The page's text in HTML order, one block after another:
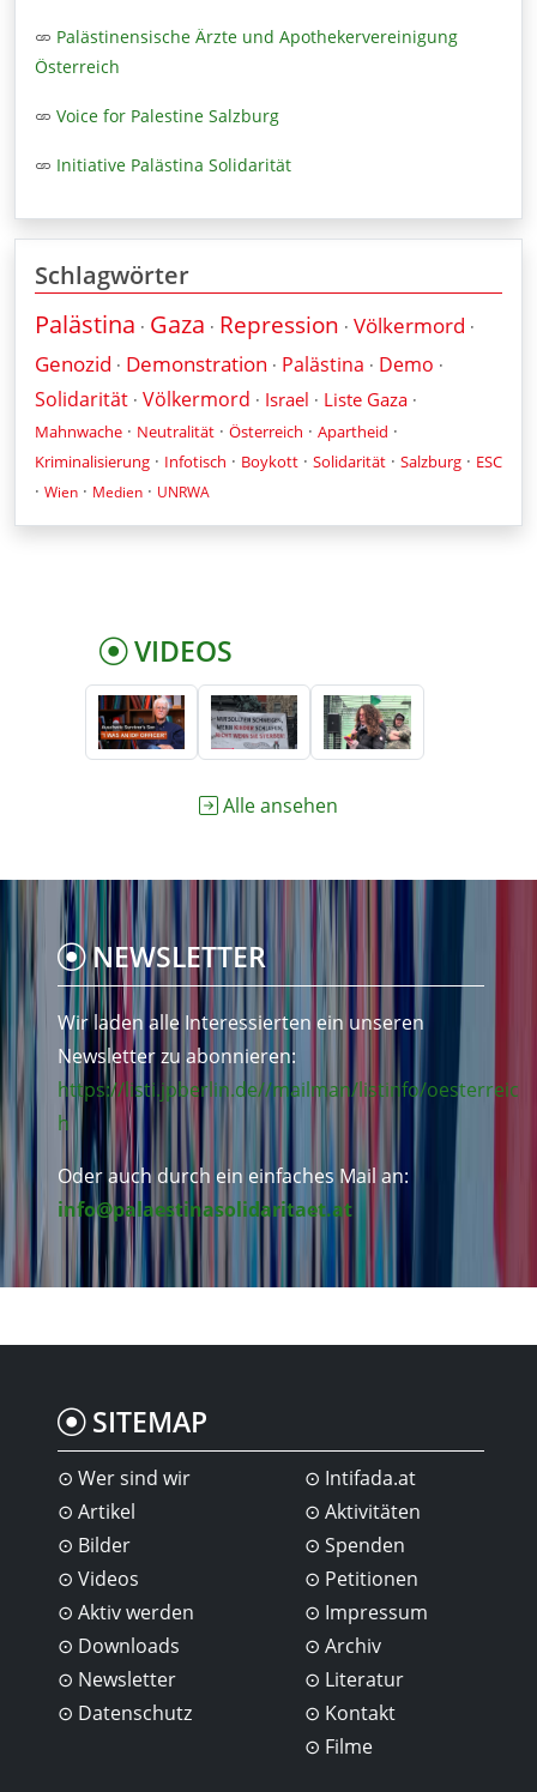
Palästinensische Ärzte und Apothekervereinigung
Österreich
Voice for Palestine Salzburg
Initiative Palästina Solidarität
Schlagwörter
Palästina · Gaza · Repression · Völkermord ·
Genozid · Demonstration · Palästina · Demo ·
Solidarität · Völkermord · Israel · Liste Gaza ·
Mahnwache · Neutralität · Österreich · Apartheid ·
Kriminalisierung · Infotisch · Boykott · Solidarität · Salzburg · ESC
· Wien · Medien · UNRWA
VIDEOS
Alle ansehen
NEWSLETTER
Wir laden alle Interessierten ein unseren
Newsletter zu abonnieren:
https://listi.jpberlin.de//mailman/listinfo/oesterreic
h
Oder auch durch ein einfaches Mail an:
info@palaestinasolidaritaet.at
SITEMAP
Wer sind wir
Artikel
Bilder
Videos
Intifada.at
Aktivitäten
Spenden
Petitionen
Aktiv werden
Downloads
Newsletter
Datenschutz
Impressum
Archiv
Literatur
Kontakt
Filme